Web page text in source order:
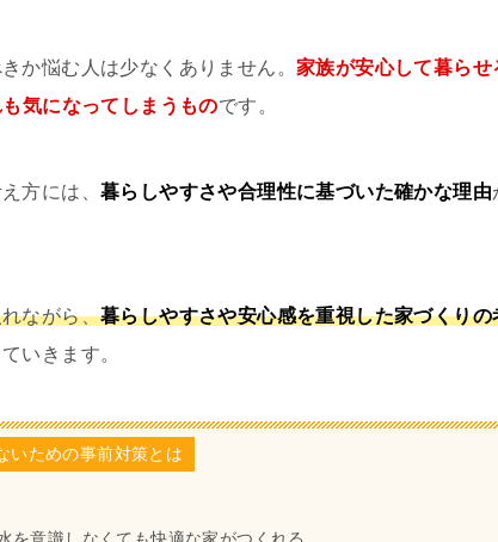
か悩む人は少なくありません。 家族が安心して暮らせ
気になってしまうものです。
方には、 暮らしやすさや合理性に基づいた確かな理由
ながら、暮らしやすさや安心感を重視した家づくりの
いきます。
いための事前対策とは